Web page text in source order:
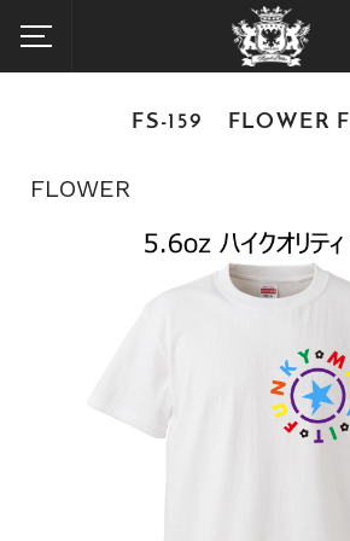
FS-159 FLOWER
FLOWER